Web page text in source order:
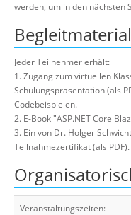
werden, um in den nächsten
Begleitmaterial
Jeder Teilnehmer erhält:
1. Zugang zum virtuellen
Schulungspräsentation (als
Codebeispielen.
2. E-Book "ASP.NET Core
3. Ein von Dr. Holger
Teilnahmezertifikat (als PDF).
Veranstaltungszeiten: